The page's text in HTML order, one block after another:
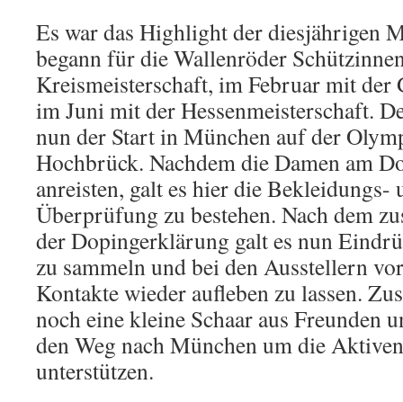
Es war das Highlight der diesjährigen
begann für die Wallenröder
Kreismeisterschaft, im Februar mit der
im Juni mit der Hessenmeisterschaft.
nun der Start in München auf der
Hochbrück. Nachdem die Damen am
anreisten, galt es hier die Bekleidungs-
Überprüfung zu bestehen. Nach dem
der Dopingerklärung galt es nun
zu sammeln und bei den Ausstellern
Kontakte wieder aufleben zu lassen.
noch eine kleine Schaar aus Freunden
den Weg nach München um die
unterstützen.